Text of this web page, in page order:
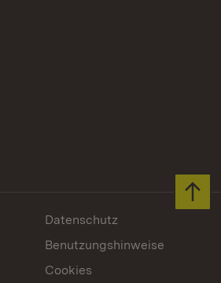
Datenschutz
Benutzungshinweise
Cookies